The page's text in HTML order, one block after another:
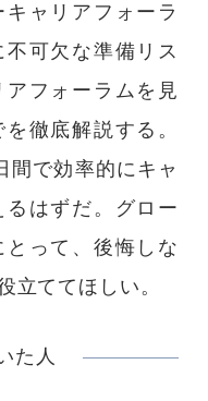
ャリアフォーラ
可欠な準備リス
アフォーラムを見
徹底解説する。
間で効率的にキャ
はずだ。グロー
って、後悔しな
立ててほしい。
た人